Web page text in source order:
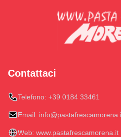
Contattaci
Telefono: +39 0184 33461
Email:
Web: www.pastafrescamorena.it